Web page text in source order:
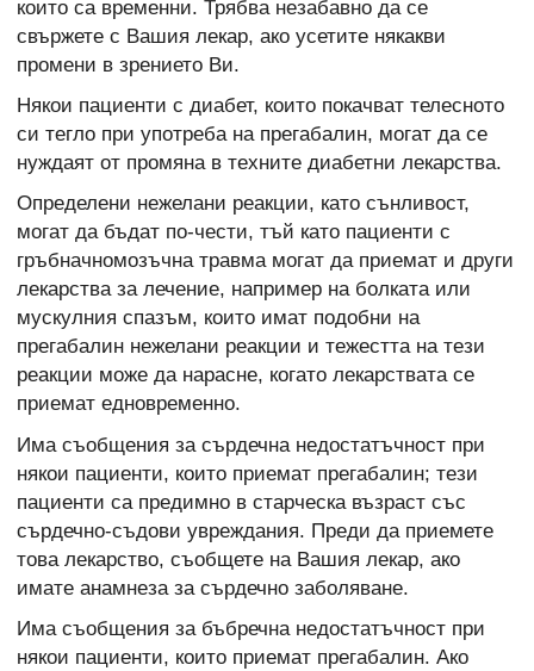
които са временни. Трябва незабавно да се
свържете с Вашия лекар, ако усетите някакви
промени в зрението Ви.
Някои пациенти с диабет, които покачват телесното
си тегло при употреба на прегабалин, могат да се
нуждаят от промяна в техните диабетни лекарства.
Определени нежелани реакции, като сънливост,
могат да бъдат по-чести, тъй като пациенти с
гръбначномозъчна травма могат да приемат и други
лекарства за лечение, например на болката или
мускулния спазъм, които имат подобни на
прегабалин нежелани реакции и тежестта на тези
реакции може да нарасне, когато лекарствата се
приемат едновременно.
Има съобщения за сърдечна недостатъчност при
някои пациенти, които приемат прегабалин; тези
пациенти са предимно в старческа възраст със
сърдечно-съдови увреждания. Преди да приемете
това лекарство, съобщете на Вашия лекар, ако
имате анамнеза за сърдечно заболяване.
Има съобщения за бъбречна недостатъчност при
някои пациенти, които приемат прегабалин. Ако